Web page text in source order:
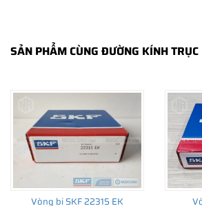
•
Xuất xứ vòng bi SKF chính hãng ở đâu?
Chất lượng vòng bi SKF chính hãng
SẢN PHẨM CÙNG ĐƯỜNG KÍNH TRỤC
Vòng bi SKF 22315 EK